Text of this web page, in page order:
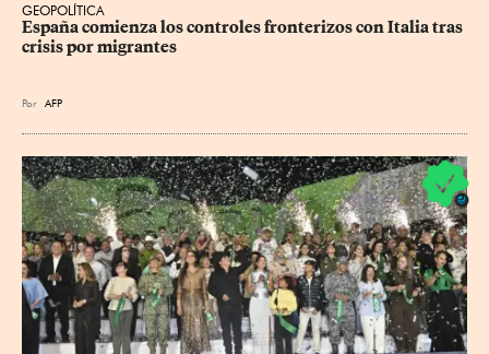
GEOPOLÍTICA
España comienza los controles fronterizos con Italia tras
crisis por migrantes
Por AFP